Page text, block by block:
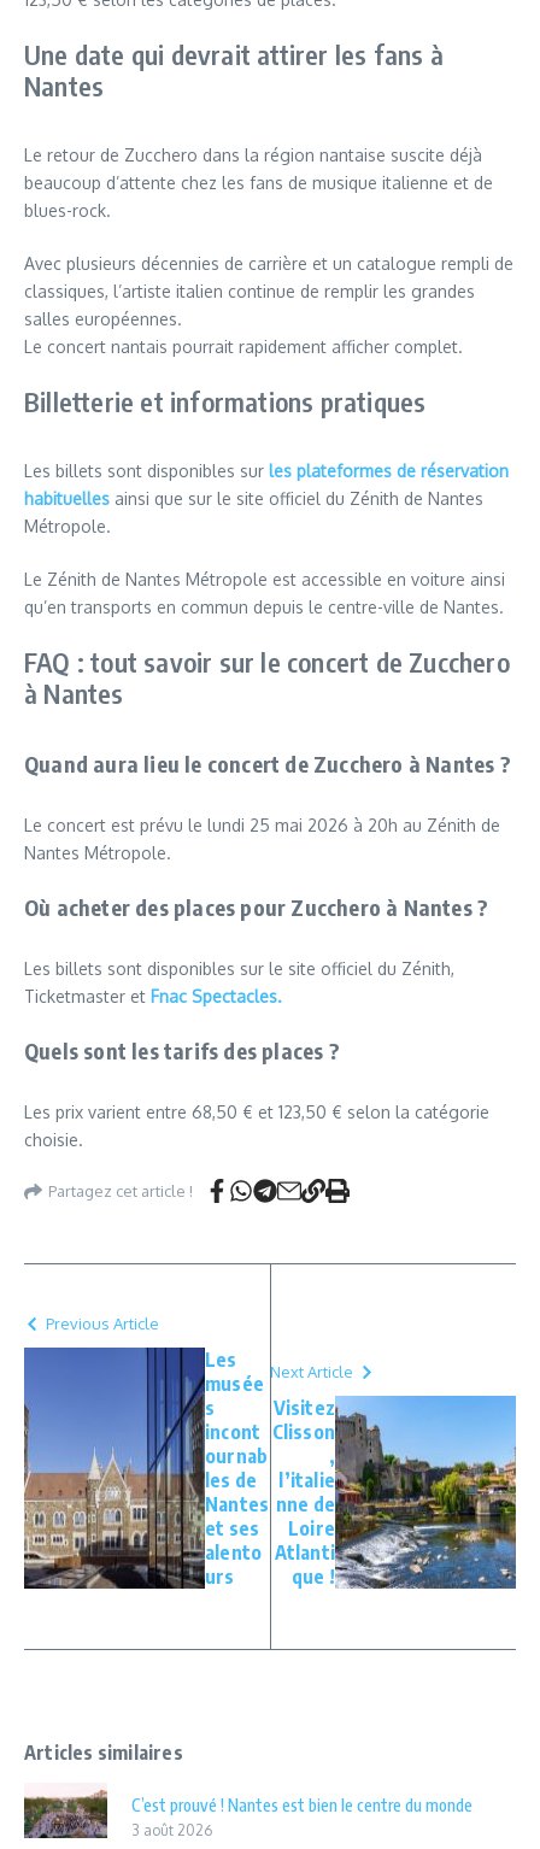
Une date qui devrait attirer les fans à
Nantes
Le retour de Zucchero dans la région nantaise suscite déjà
beaucoup d’attente chez les fans de musique italienne et de
blues-rock.
Avec plusieurs décennies de carrière et un catalogue rempli de
classiques, l’artiste italien continue de remplir les grandes
salles européennes.
Le concert nantais pourrait rapidement afficher complet.
Billetterie et informations pratiques
Les billets sont disponibles sur les plateformes de réservation
habituelles ainsi que sur le site officiel du Zénith de Nantes
Métropole.
Le Zénith de Nantes Métropole est accessible en voiture ainsi
qu’en transports en commun depuis le centre-ville de Nantes.
FAQ : tout savoir sur le concert de Zucchero
à Nantes
Quand aura lieu le concert de Zucchero à Nantes ?
Le concert est prévu le lundi 25 mai 2026 à 20h au Zénith de
Nantes Métropole.
Où acheter des places pour Zucchero à Nantes ?
Les billets sont disponibles sur le site officiel du Zénith,
Ticketmaster et Fnac Spectacles.
Quels sont les tarifs des places ?
Les prix varient entre 68,50 € et 123,50 € selon la catégorie
choisie.
Partagez cet article !
Previous Article
Les
musée
s
incont
ournab
les de
Nantes
et ses
alento
urs
Next Article
Visitez
Clisson
,
l’italie
nne de
Loire
Atlanti
que !
Articles similaires
C’est prouvé ! Nantes est bien le centre du monde
3 août 2026